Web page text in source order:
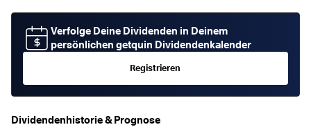
Verfolge Deine Dividenden in Deinem
persönlichen getquin Dividendenkalender
Registrieren
Dividendenhistorie & Prognose